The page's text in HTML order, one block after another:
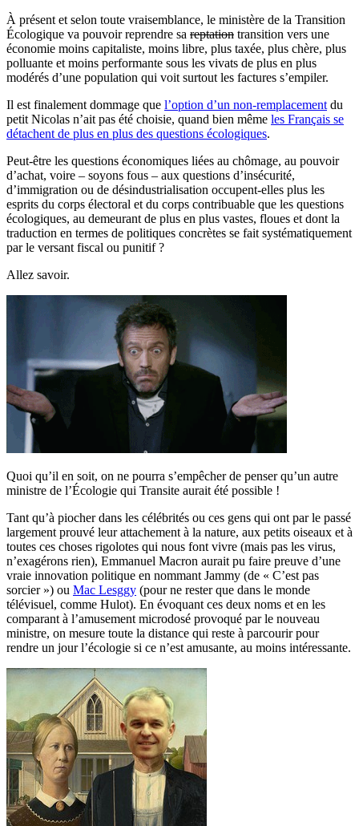
À présent et selon toute vraisemblance, le ministère de la Transition
Écologique va pouvoir reprendre sa reptation transition vers une
économie moins capitaliste, moins libre, plus taxée, plus chère, plus
polluante et moins performante sous les vivats de plus en plus
modérés d’une population qui voit surtout les factures s’empiler.
Il est finalement dommage que l’option d’un non-remplacement du
petit Nicolas n’ait pas été choisie, quand bien même les Français se
détachent de plus en plus des questions écologiques.
Peut-être les questions économiques liées au chômage, au pouvoir
d’achat, voire – soyons fous – aux questions d’insécurité,
d’immigration ou de désindustrialisation occupent-elles plus les
esprits du corps électoral et du corps contribuable que les questions
écologiques, au demeurant de plus en plus vastes, floues et dont la
traduction en termes de politiques concrètes se fait systématiquement
par le versant fiscal ou punitif ?
Allez savoir.
Quoi qu’il en soit, on ne pourra s’empêcher de penser qu’un autre
ministre de l’Écologie qui Transite aurait été possible !
Tant qu’à piocher dans les célébrités ou ces gens qui ont par le passé
largement prouvé leur attachement à la nature, aux petits oiseaux et à
toutes ces choses rigolotes qui nous font vivre (mais pas les virus,
n’exagérons rien), Emmanuel Macron aurait pu faire preuve d’une
vraie innovation politique en nommant Jammy (de « C’est pas
sorcier ») ou Mac Lesggy (pour ne rester que dans le monde
télévisuel, comme Hulot). En évoquant ces deux noms et en les
comparant à l’amusement microdosé provoqué par le nouveau
ministre, on mesure toute la distance qui reste à parcourir pour
rendre un jour l’écologie si ce n’est amusante, au moins intéressante.